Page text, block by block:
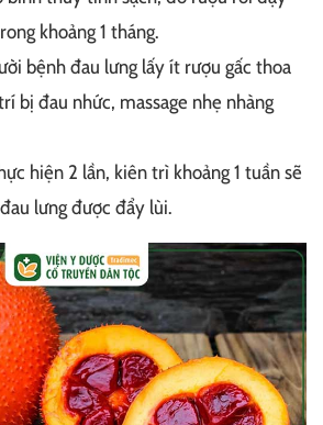
khoảng 1 tháng.
bệnh đau lưng lấy ít rượu gấc thoa
bị đau nhức, massage nhẹ nhàng
hiện 2 lần, kiên trì khoảng 1 tuần sẽ
lưng được đẩy lùi.